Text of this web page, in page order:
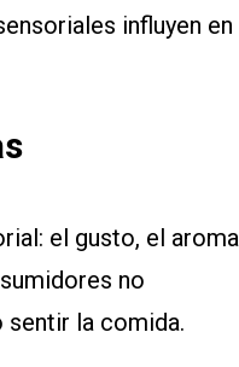
influyen en
el gusto, el aroma
no
sentir la comida.